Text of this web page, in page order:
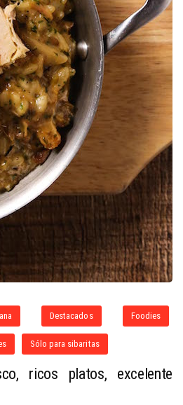
Destacados Foodies
Sólo para sibaritas
ricos platos, excelente